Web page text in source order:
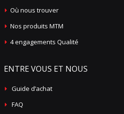
Où nous trouver
Nos produits MTM
4 engagements Qualité
ENTRE VOUS ET NOUS
Guide d’achat
FAQ